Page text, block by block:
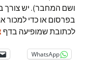
ושם המחבר). יש צורך
בפרסום או כדי למכור
לכתובת שמופיעה בדף
WhatsApp